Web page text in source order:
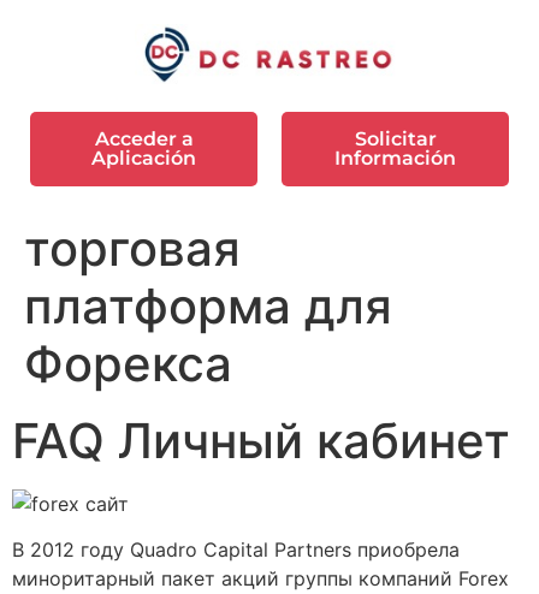
Acceder a
Aplicación
Solicitar
Información
торговая
платформа для
Форекса
FAQ Личный кабинет
В 2012 году Quadro Capital Partners приобрела
миноритарный пакет акций группы компаний Forex